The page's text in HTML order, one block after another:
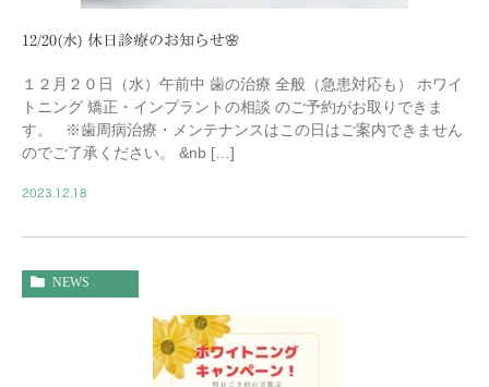
12/20(水) 休日診療のお知らせ🌸
１２月２０日（水）午前中 歯の治療 全般（急患対応も） ホワイ
トニング 矯正・インプラントの相談 のご予約がお取りできま
す。 ※歯周病治療・メンテナンスはこの日はご案内できません
のでご了承ください。 &nb […]
2023.12.18
NEWS